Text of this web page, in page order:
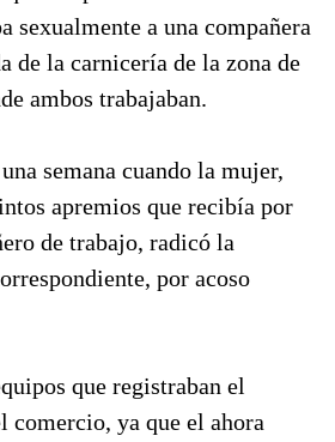
sexualmente a una compañera
de la carnicería de la zona de
ambos trabajaban.
semana cuando la mujer,
apremios que recibía por
de trabajo, radicó la
por acoso
que registraban el
comercio, ya que el ahora